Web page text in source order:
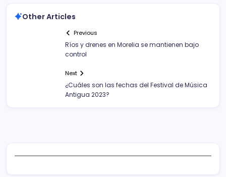
Other Articles
Previous
Ríos y drenes en Morelia se mantienen bajo
control
Next
¿Cuáles son las fechas del Festival de Música
Antigua 2023?